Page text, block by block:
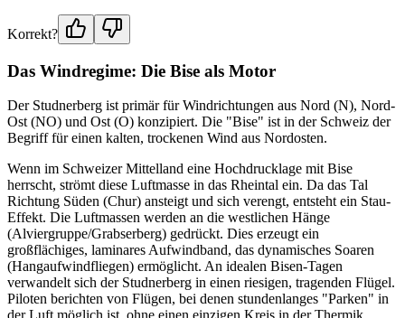
Korrekt?
Das Windregime: Die Bise als Motor
Der Studnerberg ist primär für Windrichtungen aus Nord (N), Nord-
Ost (NO) und Ost (O) konzipiert. Die "Bise" ist in der Schweiz der
Begriff für einen kalten, trockenen Wind aus Nordosten.
Wenn im Schweizer Mittelland eine Hochdrucklage mit Bise
herrscht, strömt diese Luftmasse in das Rheintal ein. Da das Tal
Richtung Süden (Chur) ansteigt und sich verengt, entsteht ein Stau-
Effekt. Die Luftmassen werden an die westlichen Hänge
(Alviergruppe/Grabserberg) gedrückt. Dies erzeugt ein
großflächiges, laminares Aufwindband, das dynamisches Soaren
(Hangaufwindfliegen) ermöglicht. An idealen Bisen-Tagen
verwandelt sich der Studnerberg in einen riesigen, tragenden Flügel.
Piloten berichten von Flügen, bei denen stundenlanges "Parken" in